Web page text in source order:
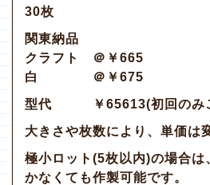
30枚
関東納品
クラフト ＠￥665
白 ＠￥675
型代 ￥65613(初回のみ
大きさや枚数により、単価は
極小ロット(5枚以内)の場合は
かなくても作製可能です。